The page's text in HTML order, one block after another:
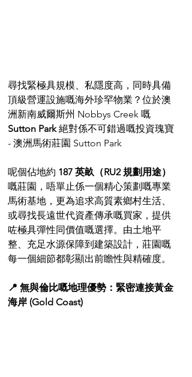
尋找緊極具規模、私隱度高，同時具備
頂級營運設施嘅海外珍罕物業？位於澳
洲新南威爾斯州 Nobbys Creek 嘅
Sutton Park 絕對係不可錯過嘅投資瑰寶
- 澳洲馬術莊園 Sutton Park
呢個佔地約 187 英畝（RU2 規劃用途）
嘅莊園，唔單止係一個精心策劃嘅專業
馬術基地，更為追求高質素鄉村生活、
或尋找長遠世代資產傳承嘅買家，提供
咗極具彈性同價值嘅選擇。由土地平
整、充足水源保障到建築設計，莊園嘅
每一個細節都彰顯出前瞻性與精確度。
📍 無與倫比嘅地理優勢：緊密連接黃金
海岸 (Gold Coast)